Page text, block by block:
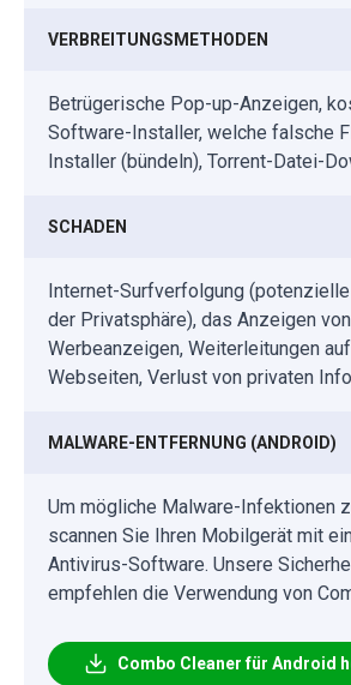
VERBREITUNGSMETHODEN
Betrügerische Pop-up-Anzeigen,
Software-Installer, welche falsche
Installer (bündeln), Torrent-Datei-
SCHADEN
Internet-Surfverfolgung
der Privatsphäre), das Anzeigen
Werbeanzeigen, Weiterleitungen
Webseiten, Verlust von privaten
MALWARE-ENTFERNUNG (ANDROID)
Um mögliche Malware-Infektionen
scannen Sie Ihren Mobilgerät mit
Antivirus-Software. Unsere
empfehlen die Verwendung von
Combo Cleaner für Android